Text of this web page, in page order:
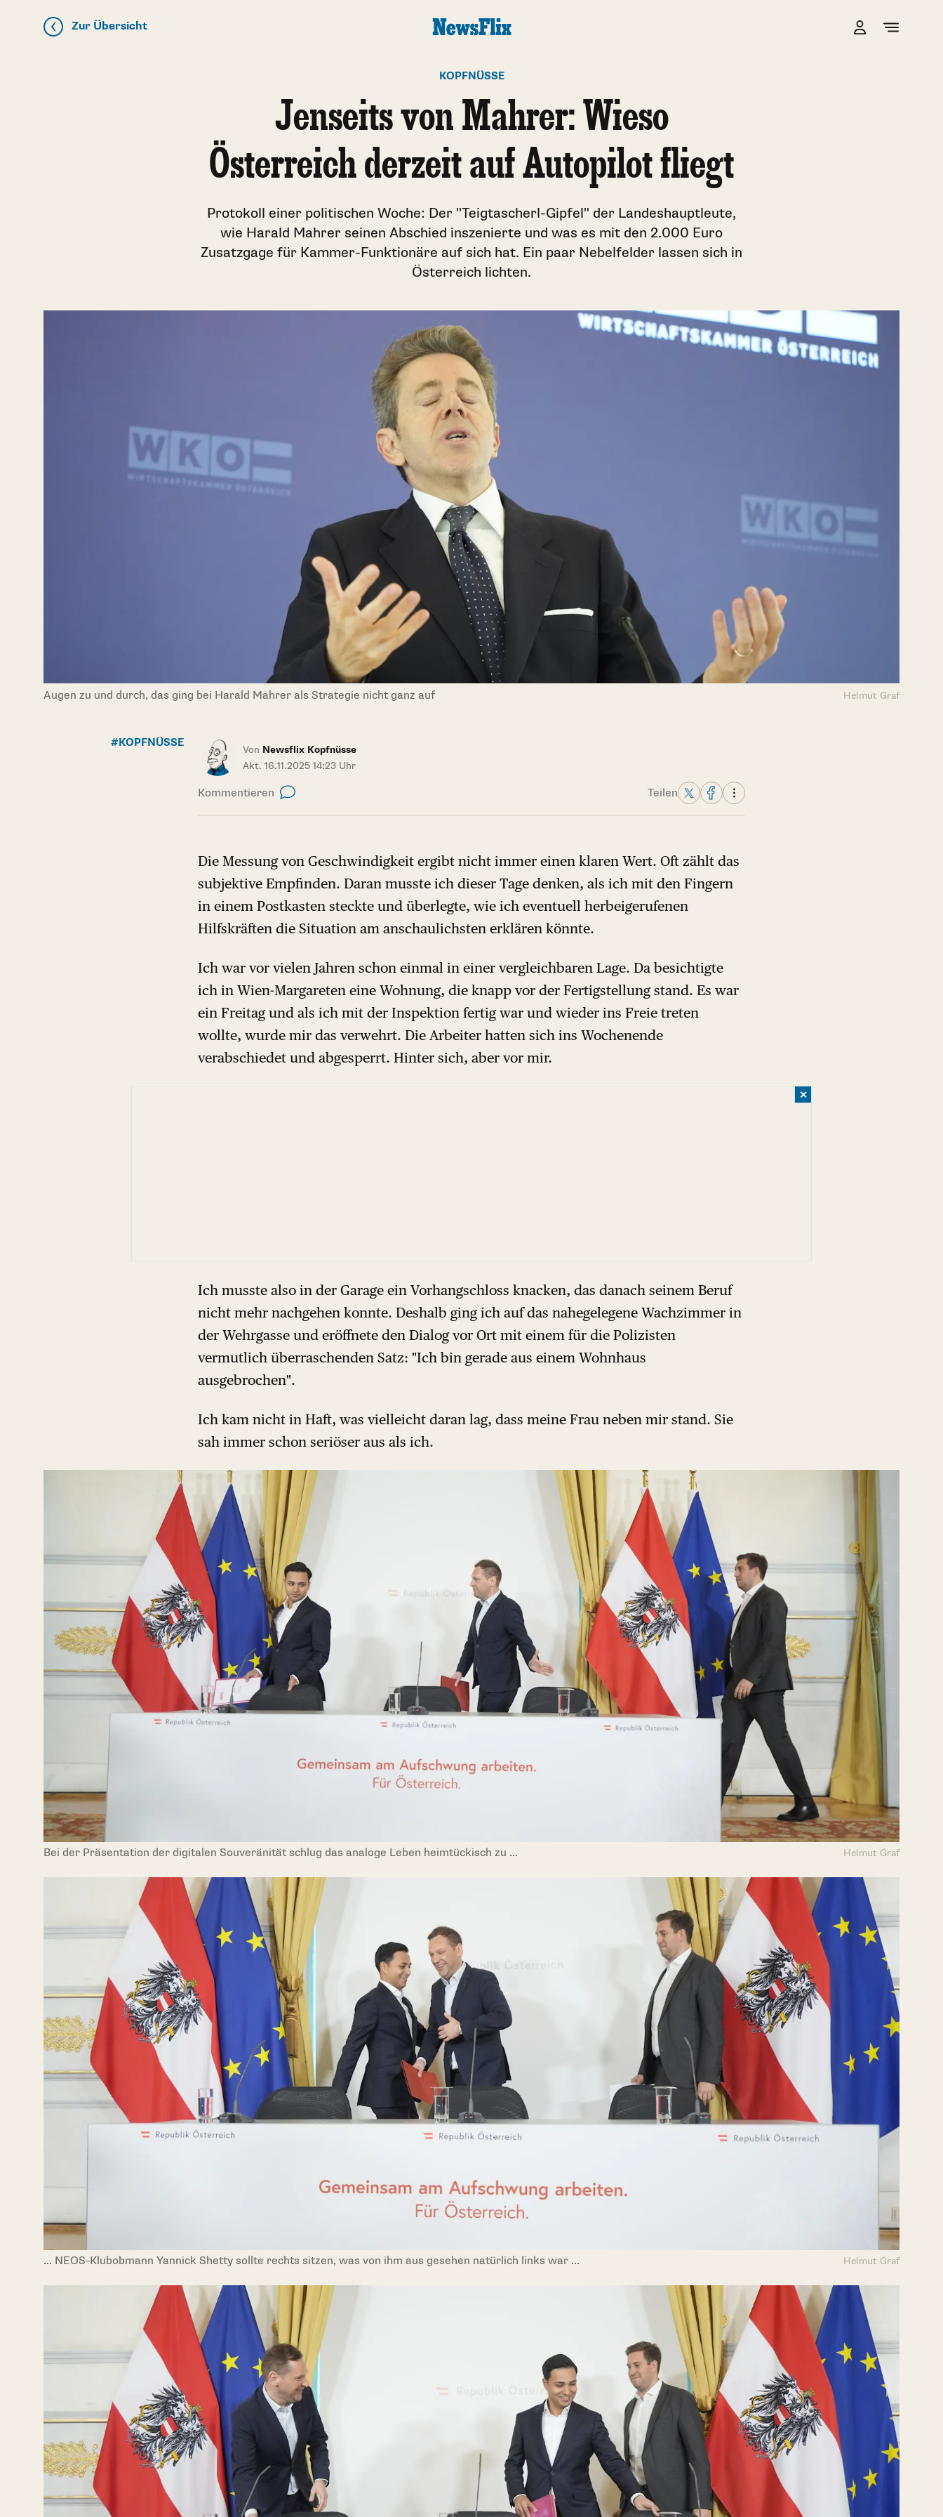
Zur Übersicht
KOPFNÜSSE
Jenseits von Mahrer: Wieso
Österreich derzeit auf Autopilot fliegt
Protokoll einer politischen Woche: Der "Teigtascherl-Gipfel" der Landeshauptleute,
wie Harald Mahrer seinen Abschied inszenierte und was es mit den 2.000 Euro
Zusatzgage für Kammer-Funktionäre auf sich hat. Ein paar Nebelfelder lassen sich in
Österreich lichten.
Augen zu und durch, das ging bei Harald Mahrer als Strategie nicht ganz auf Helmut Graf
#KOPFNÜSSE
Von Newsflix Kopfnüsse
Akt. 16.11.2025 14:23 Uhr
Kommentieren Teilen
Die Messung von Geschwindigkeit ergibt nicht immer einen klaren Wert. Oft zählt das
subjektive Empfinden. Daran musste ich dieser Tage denken, als ich mit den Fingern
in einem Postkasten steckte und überlegte, wie ich eventuell herbeigerufenen
Hilfskräften die Situation am anschaulichsten erklären könnte.
Ich war vor vielen Jahren schon einmal in einer vergleichbaren Lage. Da besichtigte
ich in Wien-Margareten eine Wohnung, die knapp vor der Fertigstellung stand. Es war
ein Freitag und als ich mit der Inspektion fertig war und wieder ins Freie treten
wollte, wurde mir das verwehrt. Die Arbeiter hatten sich ins Wochenende
verabschiedet und abgesperrt. Hinter sich, aber vor mir.
✕
Ich musste also in der Garage ein Vorhangschloss knacken, das danach seinem Beruf
nicht mehr nachgehen konnte. Deshalb ging ich auf das nahegelegene Wachzimmer in
der Wehrgasse und eröffnete den Dialog vor Ort mit einem für die Polizisten
vermutlich überraschenden Satz: "Ich bin gerade aus einem Wohnhaus
ausgebrochen".
Ich kam nicht in Haft, was vielleicht daran lag, dass meine Frau neben mir stand. Sie
sah immer schon seriöser aus als ich.
Bei der Präsentation der digitalen Souveränität schlug das analoge Leben heimtückisch zu ... Helmut Graf
... NEOS-Klubobmann Yannick Shetty sollte rechts sitzen, was von ihm aus gesehen natürlich links war ... Helmut Graf